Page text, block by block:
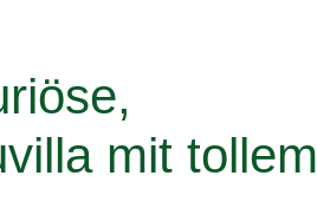
mit tollem